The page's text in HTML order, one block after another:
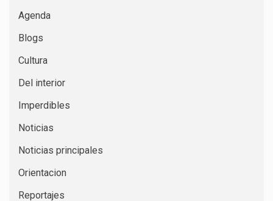
Agenda
Blogs
Cultura
Del interior
Imperdibles
Noticias
Noticias principales
Orientacion
Reportajes